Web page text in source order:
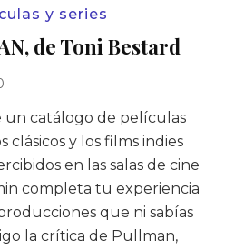
y series
de Toni Bestard
un catálogo de películas
clásicos y los films indies
en las salas de cine
completa tu experiencia
que ni sabías
la crítica de Pullman,